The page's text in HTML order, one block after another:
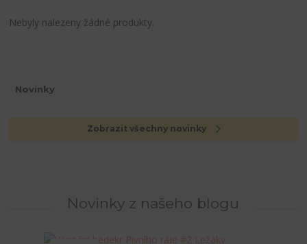
Novinky
Zobrazit všechny novinky
Nebyly nalezeny žádné produkty.
Novinky z našeho blogu